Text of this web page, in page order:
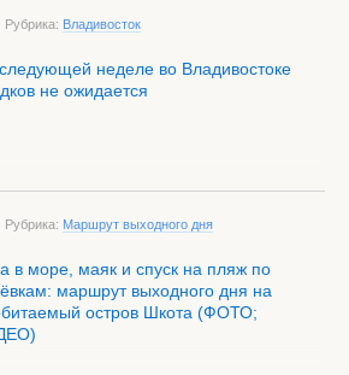
Рубрика: Владивосток
неделе во Владивостоке
не ожидается
Рубрика: Маршрут выходного дня
в море, маяк и спуск на пляж по
маршрут выходного дня на
остров Шкота (ФОТО;